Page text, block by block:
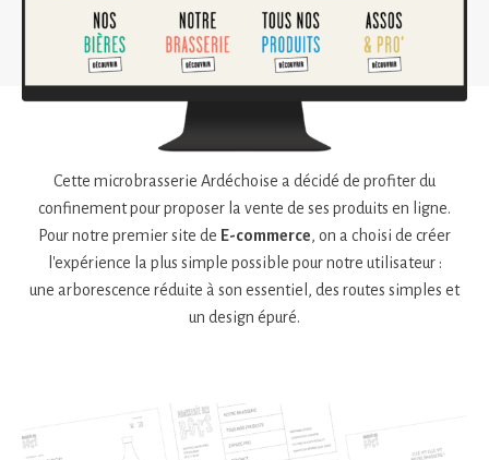
Cette microbrasserie Ardéchoise a décidé de profiter du
confinement pour proposer la vente de ses produits en ligne.
Pour notre premier site de E-commerce, on a choisi de créer
l'expérience la plus simple possible pour notre utilisateur :
une arborescence réduite à son essentiel, des routes simples et
un design épuré.